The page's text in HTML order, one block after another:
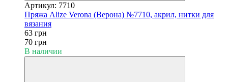
Артикул: 7710
Пряжа Alize Verona (Верона) №7710, акрил, нитки для
вязания
63 грн
70 грн
В наличии